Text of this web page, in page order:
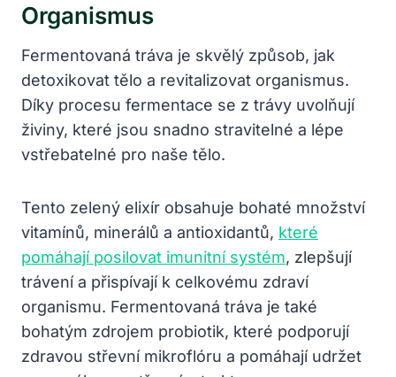
Organismus
Fermentovaná tráva je skvělý způsob, jak
detoxikovat tělo a revitalizovat organismus.
Díky procesu fermentace se z trávy uvolňují
živiny, které jsou snadno stravitelné a lépe
vstřebatelné pro naše tělo.
Tento zelený elixír obsahuje bohaté množství
vitamínů, minerálů a antioxidantů, které
pomáhají posilovat imunitní systém, zlepšují
trávení a přispívají k celkovému zdraví
organismu. Fermentovaná tráva je také
bohatým zdrojem probiotik, které podporují
zdravou střevní mikroflóru a pomáhají udržet